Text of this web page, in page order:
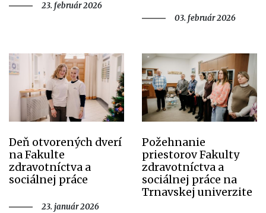
23. február 2026
03. február 2026
Deň otvorených dverí
na Fakulte
zdravotníctva a
sociálnej práce
23. január 2026
Požehnanie
priestorov Fakulty
zdravotníctva a
sociálnej práce na
Trnavskej univerzite